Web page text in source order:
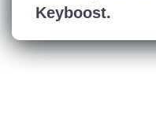
Keyboost.